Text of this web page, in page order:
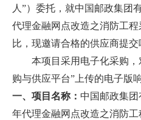
人”）委托，就中国邮政集团
代理金融网点改造之消防工
比，现邀请合格的供应商提交
本项目采用电子化采购
购与供应平台”上传的电子版
一、项目名称： 中国邮政集
年代理金融网点改造之消防工